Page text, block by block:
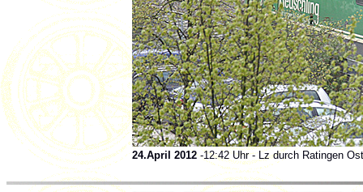
24.April 2012-12:42 Uhr - Lz durch Ratingen